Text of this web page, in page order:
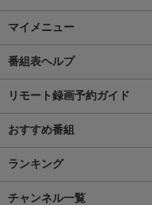
マイメニュー
番組表ヘルプ
リモート録画予約ガイド
おすすめ番組
ランキング
チャンネル一覧